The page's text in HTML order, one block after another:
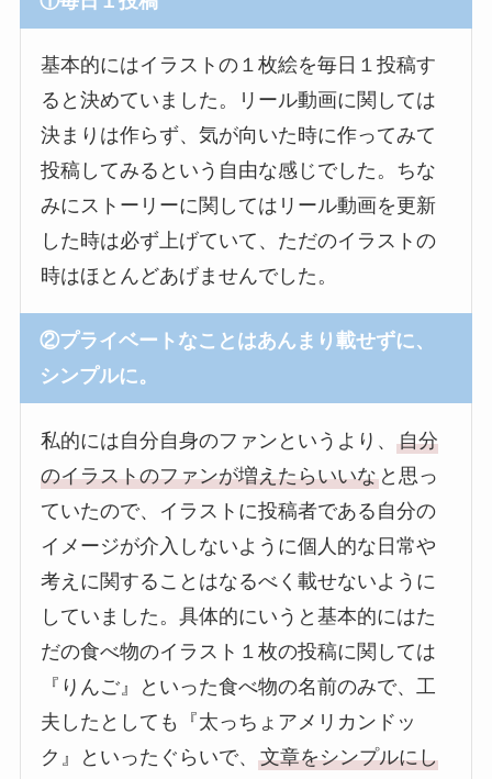
基本的にはイラストの１枚絵を毎日１投稿す
ると決めていました。リール動画に関しては
決まりは作らず、気が向いた時に作ってみて
投稿してみるという自由な感じでした。ちな
みにストーリーに関してはリール動画を更新
した時は必ず上げていて、ただのイラストの
時はほとんどあげませんでした。
②プライベートなことはあんまり載せずに、
シンプルに。
私的には自分自身のファンというより、 自分
のイラストのファンが増えたらいいなと思っ
ていたので、イラストに投稿者である自分の
イメージが介入しないように個人的な日常や
考えに関することはなるべく載せないように
していました。具体的にいうと基本的にはた
だの食べ物のイラスト１枚の投稿に関しては
『りんご』といった食べ物の名前のみで、工
夫したとしても『太っちょアメリカンドッ
ク』といったぐらいで、 文章をシンプルにし